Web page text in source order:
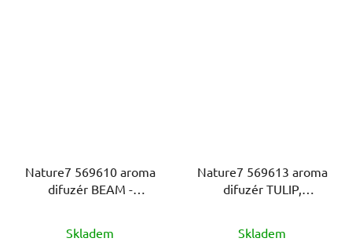
Nature7 569610 aroma
difuzér BEAM -
imitace světlého dřeva
Skladem
Nature7 569613 aroma
difuzér TULIP,
světlého dřeva
Skladem